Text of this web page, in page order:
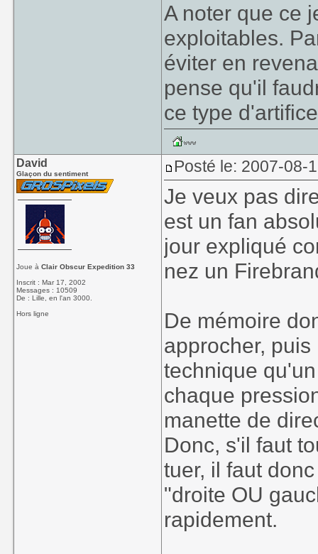
A noter que ce
exploitables.
éviter en
pense qu'il
ce type
David
Glaçon du sentiment
Joue àClair Obscur Expedition 33
Inscrit : Mar 17, 2002
Messages : 10509
De : Lille, en l'an 3000.
Hors ligne
Posté le: 2007-08-
Je veux pas
est un fan
jour expliqué
nez un
De mémoire
approcher,
technique
chaque
manette de
Donc, s'il faut
tuer, il faut
"droite OU
rapidement.